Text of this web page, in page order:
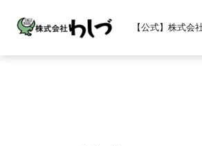
【公式】株式会